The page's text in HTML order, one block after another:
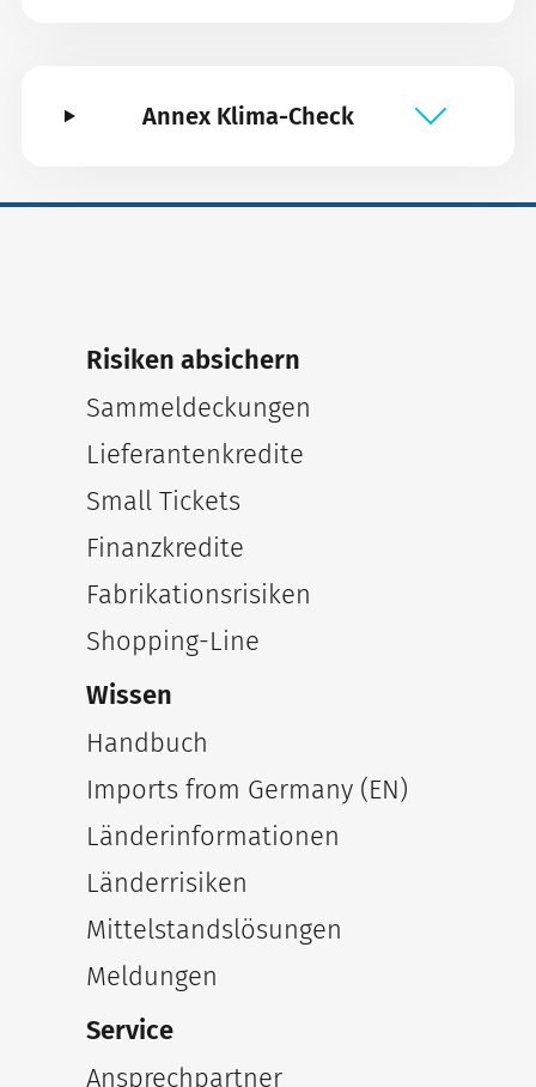
Annex Klima-Check
Risiken absichern
Sammeldeckungen
Lieferantenkredite
Small Tickets
Finanzkredite
Fabrikationsrisiken
Shopping-Line
Wissen
Handbuch
Imports from Germany (EN)
Länderinformationen
Länderrisiken
Mittelstandslösungen
Meldungen
Service
Ansprechpartner